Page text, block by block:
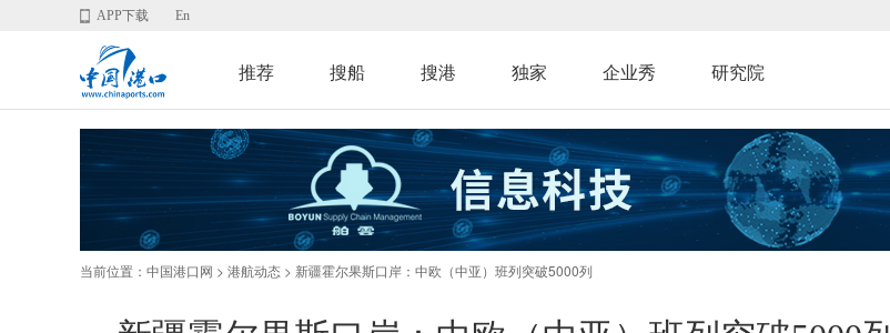
APP下载 En
推荐 搜船 搜港 独家 企业秀 研究院
当前位置： 中国港口网 > 港航动态 > 新疆霍尔果斯口岸：中欧（中亚）班列突破5000列